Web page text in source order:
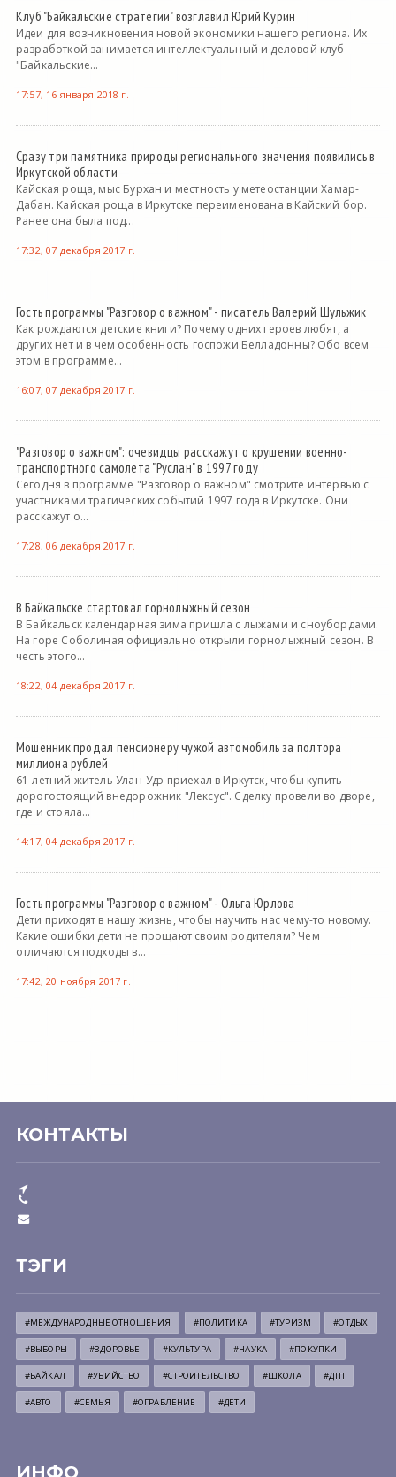
Клуб "Байкальские стратегии" возглавил Юрий Курин
Идеи для возникновения новой экономики нашего региона. Их
разработкой занимается интеллектуальный и деловой клуб
"Байкальские...
17:57, 16 января 2018 г.
Сразу три памятника природы регионального значения появились в
Иркутской области
Кайская роща, мыс Бурхан и местность у метеостанции Хамар-
Дабан. Кайская роща в Иркутске переименована в Кайский бор.
Ранее она была под...
17:32, 07 декабря 2017 г.
Гость программы "Разговор о важном" - писатель Валерий Шульжик
Как рождаются детские книги? Почему одних героев любят, а
других нет и в чем особенность госпожи Белладонны? Обо всем
этом в программе...
16:07, 07 декабря 2017 г.
"Разговор о важном": очевидцы расскажут о крушении военно-
транспортного самолета "Руслан" в 1997 году
Сегодня в программе "Разговор о важном" смотрите интервью с
участниками трагических событий 1997 года в Иркутске. Они
расскажут о...
17:28, 06 декабря 2017 г.
В Байкальске стартовал горнолыжный сезон
В Байкальск календарная зима пришла с лыжами и сноубордами.
На горе Соболиная официально открыли горнолыжный сезон. В
честь этого...
18:22, 04 декабря 2017 г.
Мошенник продал пенсионеру чужой автомобиль за полтора
миллиона рублей
61-летний житель Улан-Удэ приехал в Иркутск, чтобы купить
дорогостоящий внедорожник "Лексус". Сделку провели во дворе,
где и стояла...
14:17, 04 декабря 2017 г.
Гость программы "Разговор о важном" - Ольга Юрлова
Дети приходят в нашу жизнь, чтобы научить нас чему-то новому.
Какие ошибки дети не прощают своим родителям? Чем
отличаются подходы в...
17:42, 20 ноября 2017 г.
КОНТАКТЫ
ТЭГИ
#МЕЖДУНАРОДНЫЕ ОТНОШЕНИЯ #ПОЛИТИКА #ТУРИЗМ #ОТДЫХ
#ВЫБОРЫ #ЗДОРОВЬЕ #КУЛЬТУРА #НАУКА #ПОКУПКИ
#БАЙКАЛ #УБИЙСТВО #СТРОИТЕЛЬСТВО #ШКОЛА #ДТП
#АВТО #СЕМЬЯ #ОГРАБЛЕНИЕ #ДЕТИ
ИНФО